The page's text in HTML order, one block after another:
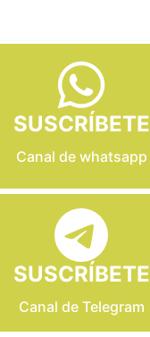
SUSCRÍBETE
Canal de whatsapp
SUSCRÍBETE
Canal de Telegram